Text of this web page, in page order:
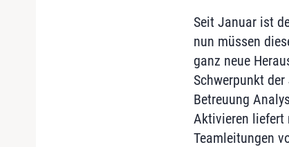
Seit Januar ist
nun müssen
ganz neue
Schwerpunkt
Betreuung
Aktivieren liefert
Teamleitungen